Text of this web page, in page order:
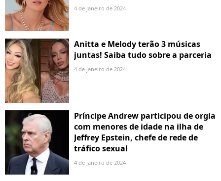
4 de janeiro de 2024
Anitta e Melody terão 3 músicas
juntas! Saiba tudo sobre a parceria
4 de janeiro de 2024
Príncipe Andrew participou de orgia
com menores de idade na ilha de
Jeffrey Epstein, chefe de rede de
tráfico sexual
4 de janeiro de 2024